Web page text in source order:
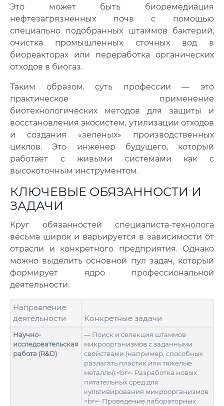
Это может быть биоремедиация
нефтезагрязненных почв с помощью
специально подобранных штаммов бактерий,
очистка промышленных сточных вод в
биореакторах или переработка органических
отходов в биогаз.
Таким образом, суть профессии — это
практическое применение
биотехнологических методов для защиты и
восстановления экосистем, утилизации отходов
и создания «зеленых» производственных
циклов. Это инженер будущего, который
работает с живыми системами как с
высокоточным инструментом.
КЛЮЧЕВЫЕ ОБЯЗАННОСТИ И
ЗАДАЧИ
Круг обязанностей специалиста-технолога
весьма широк и варьируется в зависимости от
отрасли и конкретного предприятия. Однако
можно выделить основной пул задач, который
формирует ядро профессиональной
деятельности.
Направление
деятельности
Конкретные задачи
Научно-
исследовательская
работа (R&D)
— Поиск и селекция штаммов
микроорганизмов с заданными
свойствами (например, способных
разлагать пластик или тяжелые
металлы).<br>- Разработка новых
питательных сред для
культивирования микроорганизмов.
<br>- Проведение лабораторных